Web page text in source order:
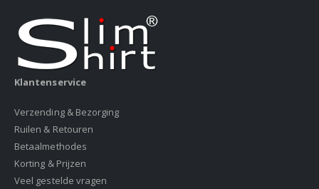
Klantenservice
Verzending & Bezorging
Ruilen & Retouren
Betaalmethodes
Korting & Prijzen
Veel gestelde vragen